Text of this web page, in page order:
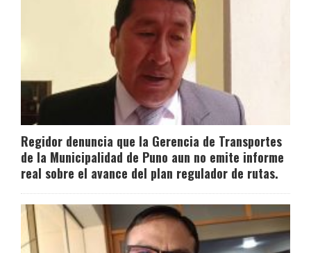
Regidor denuncia que la Gerencia de Transportes
de la Municipalidad de Puno aun no emite informe
real sobre el avance del plan regulador de rutas.